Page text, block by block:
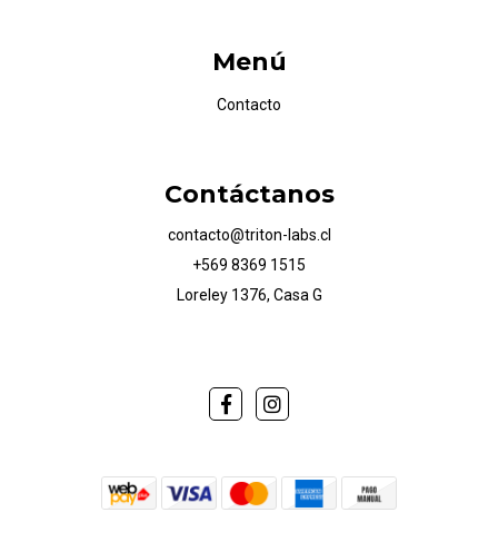
Menú
Contacto
Contáctanos
contacto@triton-labs.cl
+569 8369 1515
Loreley 1376, Casa G